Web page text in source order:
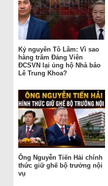
Kỷ nguyên Tô Lâm: Vì sao
hàng trăm Đảng Viên
ĐCSVN lại ủng hộ Nhà báo
Lê Trung Khoa?
Ông Nguyễn Tiến Hải chính
thức giữ ghế bộ trưởng nội
vụ